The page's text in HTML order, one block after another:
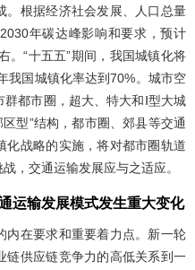
。根据经济社会发展、人口总量
年碳达峰影响和要求，预计
。“十五五”期间，我国城镇化将
我国城镇化率达到70%。城市空
都市圈，超大、特大和Ⅰ型大城
区型”结构，都市圈、郊县等交通
化战略的实施，将对都市圈轨道
，交通运输发展应与之适应。
运输发展模式发生重大变化
内在要求和重要着力点。新一轮
链供应链竞争力的高低关系到一